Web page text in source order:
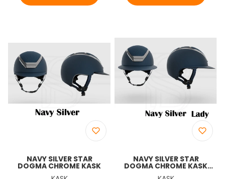
NAVY SILVER STAR
DOGMA CHROME KASK
NAVY SILVER STAR
DOGMA CHROME KASK